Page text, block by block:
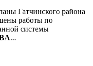
Гатчинского района
работы по
системы
...